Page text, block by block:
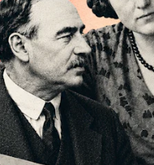
Karl Marx hat erkannt,
einen adäquaten
ausgedrückte Ergebnis
aber nur, dass Geld
des Tauschwertes einer
Es ist dieser empirisch
nach dem „Gleichen in